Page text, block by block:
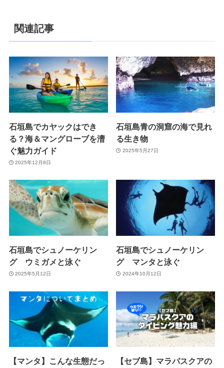
関連記事
石垣島でカヤックはでき
る？海＆マングローブを漕
ぐ魅力ガイド
2025年12月8日
石垣島青の洞窟の海で見れ
る生き物
2025年5月27日
石垣島でシュノーケリン
グ ウミガメと泳ぐ
2025年5月12日
石垣島でシュノーケリン
グ マンタと泳ぐ
2024年10月12日
【マンタ】こんな生態だっ
【セブ島】マラパスクアの